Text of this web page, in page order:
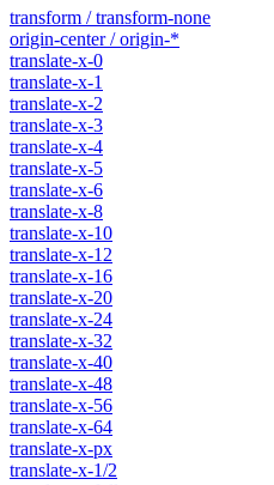
transform / transform-none
origin-center / origin-*
translate-x-0
translate-x-1
translate-x-2
translate-x-3
translate-x-4
translate-x-5
translate-x-6
translate-x-8
translate-x-10
translate-x-12
translate-x-16
translate-x-20
translate-x-24
translate-x-32
translate-x-40
translate-x-48
translate-x-56
translate-x-64
translate-x-px
translate-x-1/2